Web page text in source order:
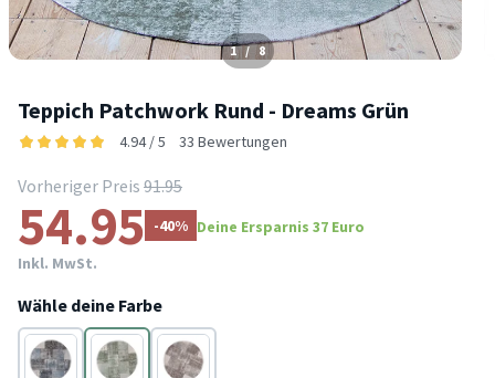
1 / 8
Teppich Patchwork Rund - Dreams Grün
4.94 / 5 33 Bewertungen
Vorheriger Preis 91.95
54.95 -40% Deine Ersparnis 37 Euro
Inkl. MwSt.
Wähle deine Farbe